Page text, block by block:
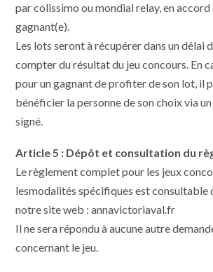
par colissimo ou mondial relay, en accord
gagnant(e).
Les lots seront à récupérer dans un délai
compter du résultat du jeu concours. En
pour un gagnant de profiter de son lot, il
bénéficier la personne de son choix via
signé.
Article 5 : Dépôt et consultation du
Le règlement complet pour les jeux
lesmodalités spécifiques est consultable
notre site web : annavictoriaval.fr
Il ne sera répondu à aucune autre
concernant le jeu.